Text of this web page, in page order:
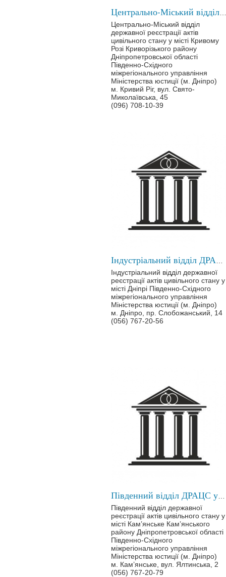
Центрально-Міський відділ
державної реєстрації актів
цивільного стану у місті Кривому
Розі Криворізького району
Дніпропетровської області
Південно-Східного
міжрегіонального управління
Міністерства юстиції (м. Дніпро)
м. Кривий Ріг, вул. Свято-
Миколаївська, 45
(096) 708-10-39
Індустріальний відділ державної
реєстрації актів цивільного стану у
місті Дніпрі Південно-Східного
міжрегіонального управління
Міністерства юстиції (м. Дніпро)
м. Дніпро, пр. Слобожанський, 14
(056) 767-20-56
Південний відділ державної
реєстрації актів цивільного стану у
місті Кам’янське Кам’янського
району Дніпропетровської області
Південно-Східного
міжрегіонального управління
Міністерства юстиції (м. Дніпро)
м. Кам’янське, вул. Ялтинська, 2
(056) 767-20-79